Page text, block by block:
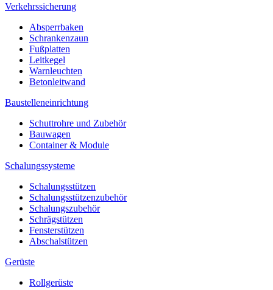
Verkehrssicherung
Absperrbaken
Schrankenzaun
Fußplatten
Leitkegel
Warnleuchten
Betonleitwand
Baustelleneinrichtung
Schuttrohre und Zubehör
Bauwagen
Container & Module
Schalungssysteme
Schalungsstützen
Schalungsstützenzubehör
Schalungszubehör
Schrägstützen
Fensterstützen
Abschalstützen
Gerüste
Rollgerüste